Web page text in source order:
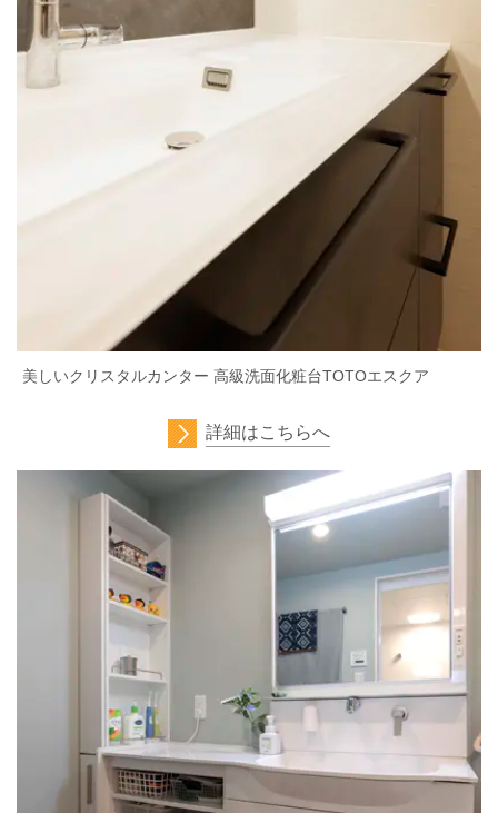
美しいクリスタルカンター 高級洗面化粧台TOTOエスクア
詳細はこちらへ